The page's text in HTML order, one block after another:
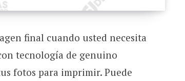
final cuando usted necesita
tecnología de genuino
fotos para imprimir. Puede